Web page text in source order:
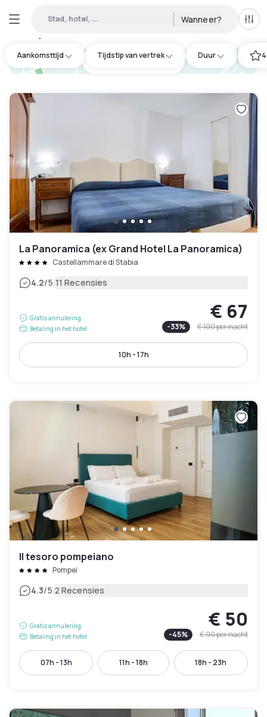
Stad, hotel, ... Wanneer?
Aankomsttijd Tijdstip van vertrek Duur
hotel.cta.view_map
La Panoramica (ex Grand Hotel La Panoramica)
Castellammare di Stabia
4.2/5|11 Recensies
Gratis annulering
Betaling in het hotel
€ 67
-33% € 100per nacht
10h - 17h
Il tesoro pompeiano
Pompei
4.3/5|2 Recensies
Gratis annulering
Betaling in het hotel
€ 50
-45% € 90per nacht
07h - 13h 11h - 18h 18h - 23h